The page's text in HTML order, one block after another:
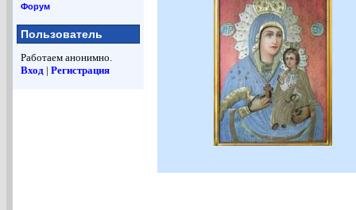
Форум
Пользователь
Работаем анонимно.
Вход | Регистрация